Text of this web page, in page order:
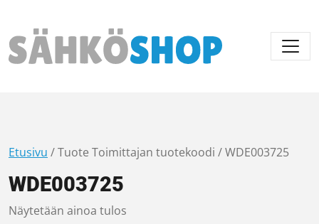
Päävalikko
Etusivu / Tuote Toimittajan tuotekoodi / WDE003725
WDE003725
Näytetään ainoa tulos